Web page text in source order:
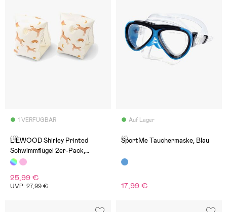
1 VERFÜGBAR
(0)
LIEWOOD Shirley Printed
Schwimmflügel 2er-Pack,
Dream/Ecru
25,99 €
UVP: 27,99 €
Auf Lager
(1)
SportMe Tauchermaske, Blau
17,99 €